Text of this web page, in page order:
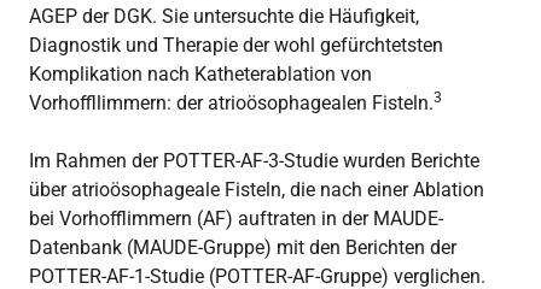
AGEP der DGK. Sie untersuchte die Häufigkeit,
Diagnostik und Therapie der wohl gefürchtetsten
Komplikation nach Katheterablation von
Vorhoffllimmern: der atrioösophagealen Fisteln.3
Im Rahmen der POTTER-AF-3-Studie wurden Berichte
über atrioösophageale Fisteln, die nach einer Ablation
bei Vorhofflimmern (AF) auftraten in der MAUDE-
Datenbank (MAUDE-Gruppe) mit den Berichten der
POTTER-AF-1-Studie (POTTER-AF-Gruppe) verglichen.